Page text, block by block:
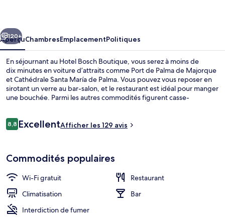
Suivant
120+
AperçuChambresEmplacementPolitiques
En séjournant au Hotel Bosch Boutique, vous serez à moins de
dix minutes en voiture d’attraits comme Port de Palma de Majorque
et Cathédrale Santa María de Palma. Vous pouvez vous reposer en
sirotant un verre au bar-salon, et le restaurant est idéal pour manger
une bouchée. Parmi les autres commodités figurent casse-
proximité : Station de métro Intermodal-Plaza de España est à
Avis
8,88,8 sur 10 –
ExcellentAfficher les 129 avis
Commodités populaires
Wi-Fi gratuit
Restaurant
Climatisation
Bar
Interdiction de fumer